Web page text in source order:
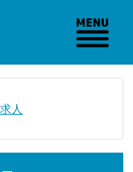
人